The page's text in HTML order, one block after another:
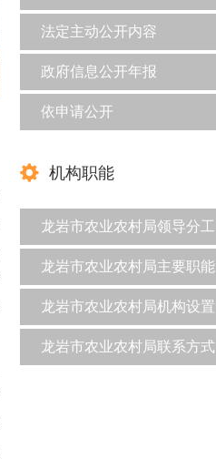
法定主动公开内容
政府信息公开年报
依申请公开
机构职能
龙岩市农业农村局领导分工
龙岩市农业农村局主要职能
龙岩市农业农村局机构设置
龙岩市农业农村局联系方式